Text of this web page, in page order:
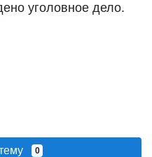
уголовное дело.
0